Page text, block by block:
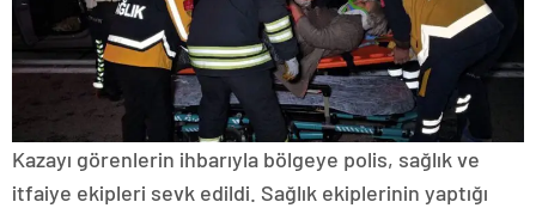
Kazayı görenlerin ihbarıyla bölgeye polis, sağlık ve
itfaiye ekipleri sevk edildi. Sağlık ekiplerinin yaptığı